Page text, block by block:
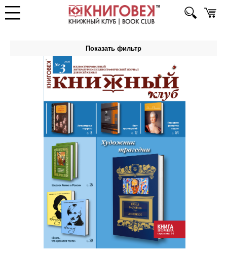
Показать фильтр